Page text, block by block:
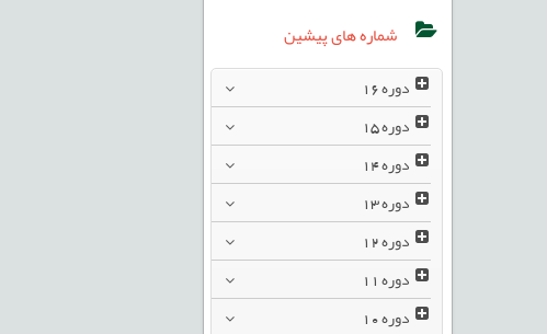
شماره های پیشین
دوره
دوره
دوره
دوره
دوره
دوره
دوره